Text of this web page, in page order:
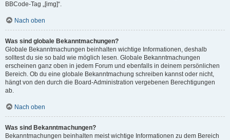
BBCode-Tag „[img]“.
Nach oben
Was sind globale Bekanntmachungen?
Globale Bekanntmachungen beinhalten wichtige Informationen, deshalb
solltest du sie so bald wie möglich lesen. Globale Bekanntmachungen
erscheinen ganz oben in jedem Forum und ebenfalls in deinem persönlichen
Bereich. Ob du eine globale Bekanntmachung schreiben kannst oder nicht,
hängt von den durch die Board-Administration vergebenen Berechtigungen
ab.
Nach oben
Was sind Bekanntmachungen?
Bekanntmachungen beinhalten meist wichtige Informationen zu dem Bereich